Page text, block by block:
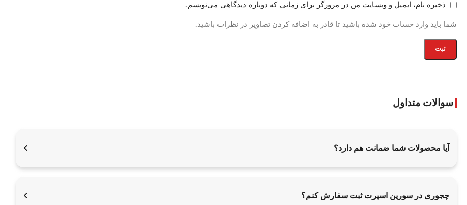
ذخیره نام، ایمیل و وبسایت من در مرورگر برای زمانی که دوباره دیدگاهی می‌نویسم.
شما باید وارد حساب خود شده باشید تا قادر به اضافه کردن تصاویر در نظرات باشید.
سوالات متداول
آیا محصولات شما ضمانت هم دارد؟
چجوری در سورین اسپرت ثبت سفارش کنم؟